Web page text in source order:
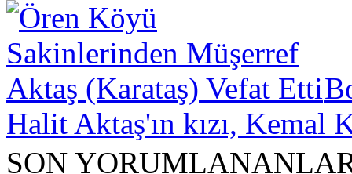
Halit Aktaş'ın kızı, Kemal
SON